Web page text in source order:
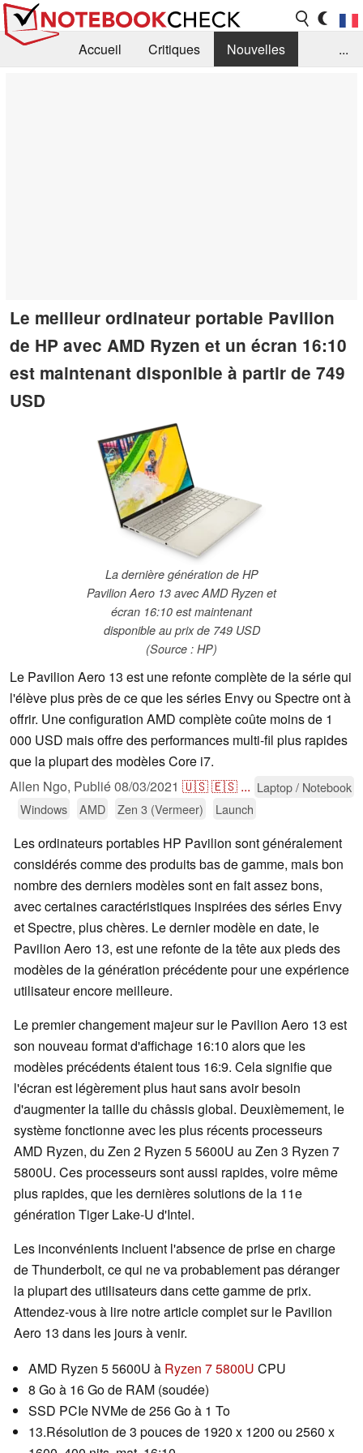
Accueil Critiques
Nouvelles
...
Le meilleur ordinateur portable Pavilion
de HP avec AMD Ryzen et un écran 16:10
est maintenant disponible à partir de 749
USD
La dernière génération de HP
Pavilion Aero 13 avec AMD Ryzen et
écran 16:10 est maintenant
disponible au prix de 749 USD
(Source : HP)
Le Pavilion Aero 13 est une refonte complète de la série qui
l'élève plus près de ce que les séries Envy ou Spectre ont à
offrir. Une configuration AMD complète coûte moins de 1
000 USD mais offre des performances multi-fil plus rapides
que la plupart des modèles Core i7.
Allen Ngo, Publié08/03/2021 🇺🇸🇪🇸 ... Laptop / Notebook
Windows
AMD Zen 3 (Vermeer) Launch
Les ordinateurs portables HP Pavilion sont généralement
considérés comme des produits bas de gamme, mais bon
nombre des derniers modèles sont en fait assez bons,
avec certaines caractéristiques inspirées des séries Envy
et Spectre, plus chères. Le dernier modèle en date, le
Pavilion Aero 13, est une refonte de la tête aux pieds des
modèles de la génération précédente pour une expérience
utilisateur encore meilleure.
Le premier changement majeur sur le Pavilion Aero 13 est
son nouveau format d'affichage 16:10 alors que les
modèles précédents étaient tous 16:9. Cela signifie que
l'écran est légèrement plus haut sans avoir besoin
d'augmenter la taille du châssis global. Deuxièmement, le
système fonctionne avec les plus récents processeurs
AMD Ryzen, du Zen 2 Ryzen 5 5600U au Zen 3 Ryzen 7
5800U. Ces processeurs sont aussi rapides, voire même
plus rapides, que les dernières solutions de la 11e
génération Tiger Lake-U d'Intel.
Les inconvénients incluent l'absence de prise en charge
de Thunderbolt, ce qui ne va probablement pas déranger
la plupart des utilisateurs dans cette gamme de prix.
Attendez-vous à lire notre article complet sur le Pavilion
Aero 13 dans les jours à venir.
AMD Ryzen 5 5600U à Ryzen 7 5800U CPU
8 Go à 16 Go de RAM (soudée)
SSD PCIe NVMe de 256 Go à 1 To
13.Résolution de 3 pouces de 1920 x 1200 ou 2560 x